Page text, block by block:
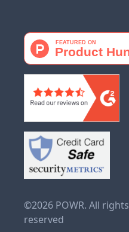
©2026 POWR. All rights
reserved